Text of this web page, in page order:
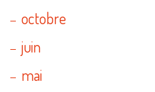
octobre
juin
mai